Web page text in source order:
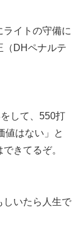
イトの守備に
（DHペナルテ
して、550打
値はない」と
きてるぞ。
しいたら人生で